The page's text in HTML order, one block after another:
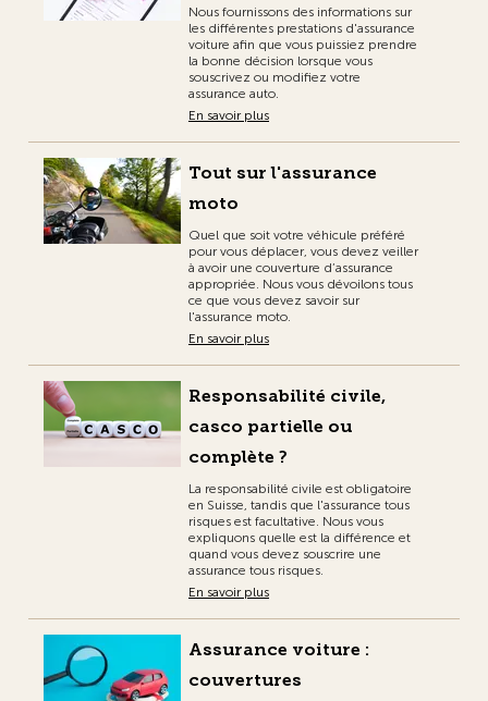
Nous fournissons des informations sur
les différentes prestations d'assurance
voiture afin que vous puissiez prendre
la bonne décision lorsque vous
souscrivez ou modifiez votre
assurance auto.
En savoir plus
Tout sur l'assurance
moto
Quel que soit votre véhicule préféré
pour vous déplacer, vous devez veiller
à avoir une couverture d’assurance
appropriée. Nous vous dévoilons tous
ce que vous devez savoir sur
l'assurance moto.
En savoir plus
Responsabilité civile,
casco partielle ou
complète ?
La responsabilité civile est obligatoire
en Suisse, tandis que l'assurance tous
risques est facultative. Nous vous
expliquons quelle est la différence et
quand vous devez souscrire une
assurance tous risques.
En savoir plus
Assurance voiture :
couvertures